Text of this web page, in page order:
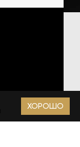
18+
ХОРОШО